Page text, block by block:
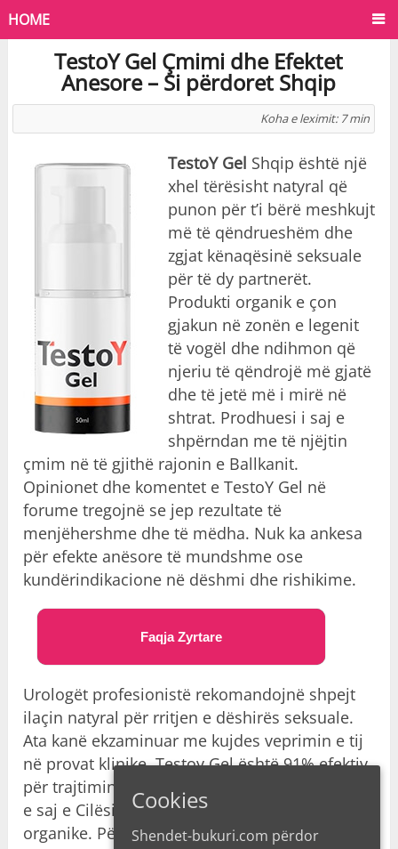
HOME
TestoY Gel Çmimi dhe Efektet
Anesore – Si përdoret Shqip
Koha e leximit: 7 min
TestoY Gel Shqip është një
xhel tërësisht natyral që
punon për t’i bërë meshkujt
më të qëndrueshëm dhe
zgjat kënaqësinë seksuale
për të dy partnerët.
Produkti organik e çon
gjakun në zonën e legenit
të vogël dhe ndihmon që
njeriu të qëndrojë më gjatë
dhe të jetë më i mirë në
shtrat. Prodhuesi i saj e
shpërndan me të njëjtin
çmim në të gjithë rajonin e Ballkanit.
Opinionet dhe komentet e TestoY Gel në
forume tregojnë se jep rezultate të
menjëhershme dhe të mëdha. Nuk ka ankesa
për efekte anësore të mundshme ose
kundërindikacione në dëshmi dhe rishikime.
Faqja Zyrtare
Urologët profesionistë rekomandojnë shpejt
ilaçin natyral për rritjen e dëshirës seksuale.
Ata kanë ekzaminuar me kujdes veprimin e tij
në provat klinike. Testoy Gel është 91% efektiv
për trajtimin e disfunksionit erektil. Certifikata
e saj e Cilësisë tregon se përbërja është
organike. Përbërësit në të e bëjnë Testoy Gel
Cookies
Shendet-bukuri.com përdor